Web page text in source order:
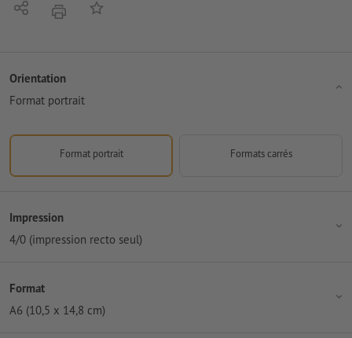
PartagerimprimerAjouter à liste d'article
Orientation
Format portrait
Format portrait Formats carrés
Impression
4/0 (impression recto seul)
Format
A6 (10,5 x 14,8 cm)